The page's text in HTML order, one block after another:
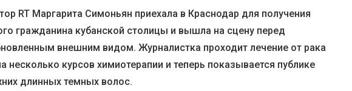
RT Маргарита Симоньян приехала в Краснодар для получения
гражданина кубанской столицы и вышла на сцену перед
внешним видом. Журналистка проходит лечение от рака
несколько курсов химиотерапии и теперь показывается публике
длинных темных волос.